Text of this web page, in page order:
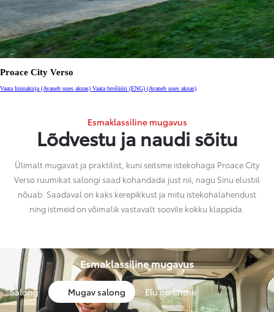
Proace City Verso
Vaata hinnakirja (Avaneb uues aknas) Vaata brošüüri (ENG) (Avaneb uues aknas)
Esmaklassiline mugavus
Lõdvestu ja naudi sõitu
Ülimalt mugavat ja praktilist, kuni seitsme istekohaga Proace City
Verso ruumikat salongi saad kohandada just nii, nagu Sinu elustiil
nõuab. Saadaval on kaks kerepikkust ja mitu istekohalahendust
ning istmeid on võimalik vastavalt soovile kokku klappida.
Esmaklassiline mugavus
Salong Mugav salong Elu on lihtne